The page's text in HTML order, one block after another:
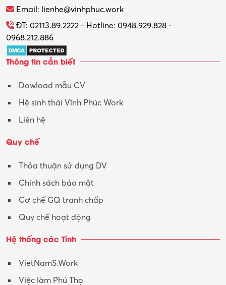
Tổ chức sự kiện – Quà tặng
Trợ lý
Tư vấn
Tư vấn – Kiến trúc
Y tế-Dược
Email: lienhe@vinhphuc.work
ĐT: 02113.89.2222 - Hotline: 0948.929.828 -
0968.212.886
Thông tin cần biết
Dowload mẫu CV
Hệ sinh thái Vĩnh Phúc Work
Liên hệ
Quy chế
Thỏa thuận sử dụng DV
Chính sách bảo mật
Cơ chế GQ tranh chấp
Quy chế hoạt động
Hệ thống các Tỉnh
VietNamS.Work
Việc làm Phú Thọ